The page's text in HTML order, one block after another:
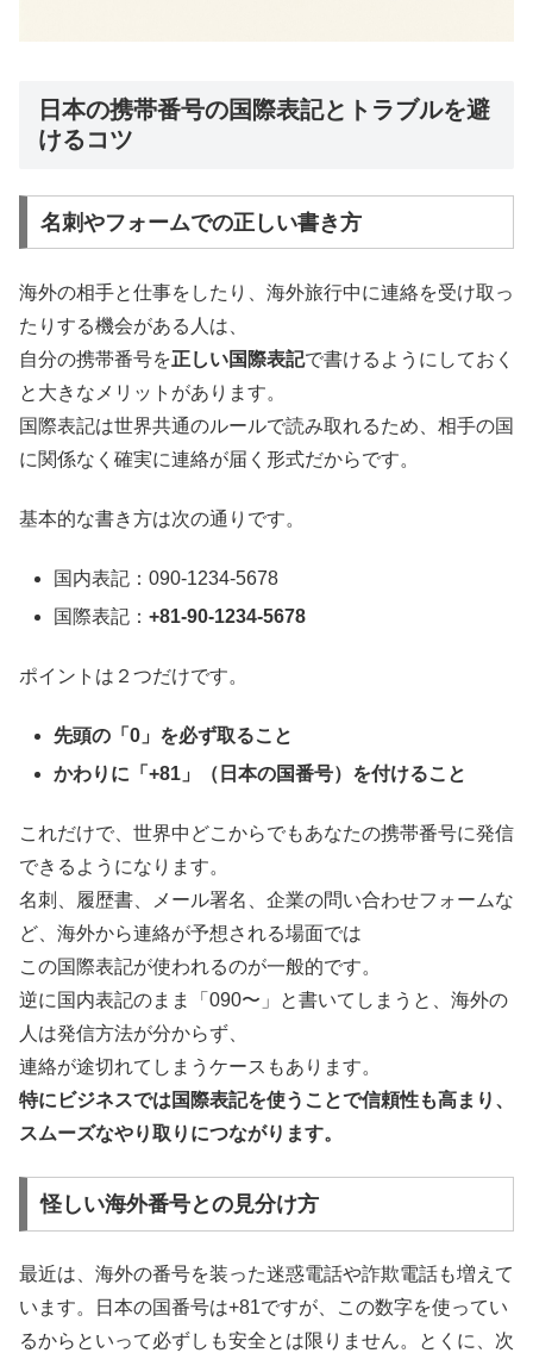
日本の携帯番号の国際表記とトラブルを避
けるコツ
名刺やフォームでの正しい書き方
海外の相手と仕事をしたり、海外旅行中に連絡を受け取っ
たりする機会がある人は、
自分の携帯番号を正しい国際表記で書けるようにしておく
と大きなメリットがあります。
国際表記は世界共通のルールで読み取れるため、相手の国
に関係なく確実に連絡が届く形式だからです。
基本的な書き方は次の通りです。
国内表記：090-1234-5678
国際表記：+81-90-1234-5678
ポイントは２つだけです。
先頭の「0」を必ず取ること
かわりに「+81」（日本の国番号）を付けること
これだけで、世界中どこからでもあなたの携帯番号に発信
できるようになります。
名刺、履歴書、メール署名、企業の問い合わせフォームな
ど、海外から連絡が予想される場面では
この国際表記が使われるのが一般的です。
逆に国内表記のまま「090〜」と書いてしまうと、海外の
人は発信方法が分からず、
連絡が途切れてしまうケースもあります。
特にビジネスでは国際表記を使うことで信頼性も高まり、
スムーズなやり取りにつながります。
怪しい海外番号との見分け方
最近は、海外の番号を装った迷惑電話や詐欺電話も増えて
います。日本の国番号は+81ですが、この数字を使ってい
るからといって必ずしも安全とは限りません。とくに、次